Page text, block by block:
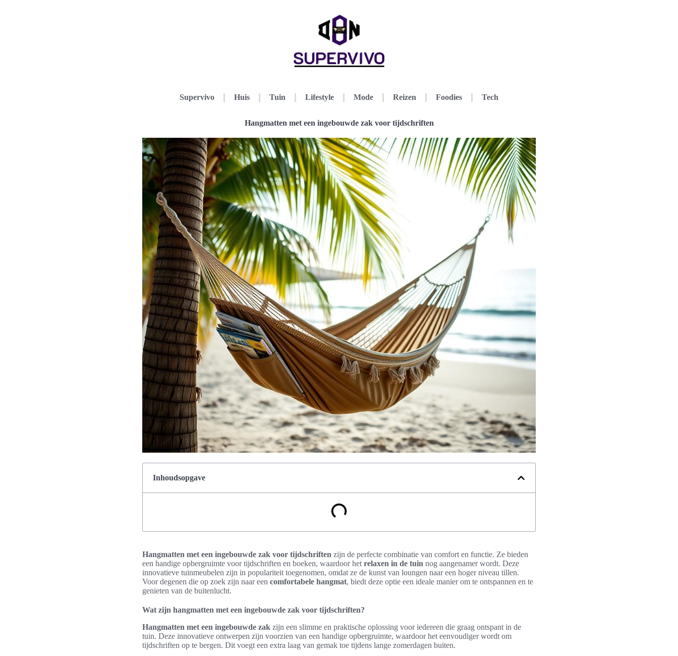
Supervivo Huis Tuin Lifestyle Mode Reizen Foodies Tech
Hangmatten met een ingebouwde zak voor tijdschriften
Inhoudsopgave
Hangmatten met een ingebouwde zak voor tijdschriften zijn de perfecte combinatie van comfort en functie. Ze bieden
een handige opbergruimte voor tijdschriften en boeken, waardoor het relaxen in de tuin nog aangenamer wordt. Deze
innovatieve tuinmeubelen zijn in populariteit toegenomen, omdat ze de kunst van loungen naar een hoger niveau tillen.
Voor degenen die op zoek zijn naar een comfortabele hangmat, biedt deze optie een ideale manier om te ontspannen en te
genieten van de buitenlucht.
Wat zijn hangmatten met een ingebouwde zak voor tijdschriften?
Hangmatten met een ingebouwde zak zijn een slimme en praktische oplossing voor iedereen die graag ontspant in de
tuin. Deze innovatieve ontwerpen zijn voorzien van een handige opbergruimte, waardoor het eenvoudiger wordt om
tijdschriften op te bergen. Dit voegt een extra laag van gemak toe tijdens lange zomerdagen buiten.